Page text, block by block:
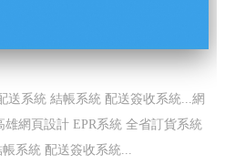
送系統 結帳系統 配送簽收系統...網
雄網頁設計 EPR系統 全省訂貨系統
系統 配送簽收系統...